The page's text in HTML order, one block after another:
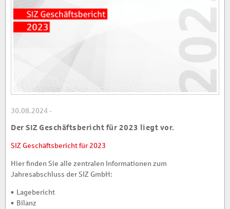
30.08.2024 -
Der SIZ Geschäftsbericht für 2023 liegt vor.
SIZ Geschäftsbericht für 2023
Hier finden Sie alle zentralen Informationen zum
Jahresabschluss der SIZ GmbH:
• Lagebericht
• Bilanz